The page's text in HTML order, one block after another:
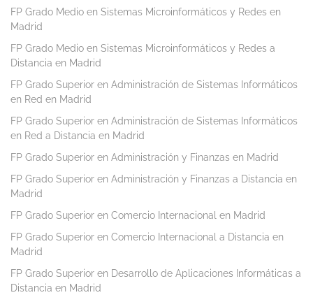
FP Grado Medio en Sistemas Microinformáticos y Redes en
Madrid
FP Grado Medio en Sistemas Microinformáticos y Redes a
Distancia en Madrid
FP Grado Superior en Administración de Sistemas Informáticos
en Red en Madrid
FP Grado Superior en Administración de Sistemas Informáticos
en Red a Distancia en Madrid
FP Grado Superior en Administración y Finanzas en Madrid
FP Grado Superior en Administración y Finanzas a Distancia en
Madrid
FP Grado Superior en Comercio Internacional en Madrid
FP Grado Superior en Comercio Internacional a Distancia en
Madrid
FP Grado Superior en Desarrollo de Aplicaciones Informáticas a
Distancia en Madrid